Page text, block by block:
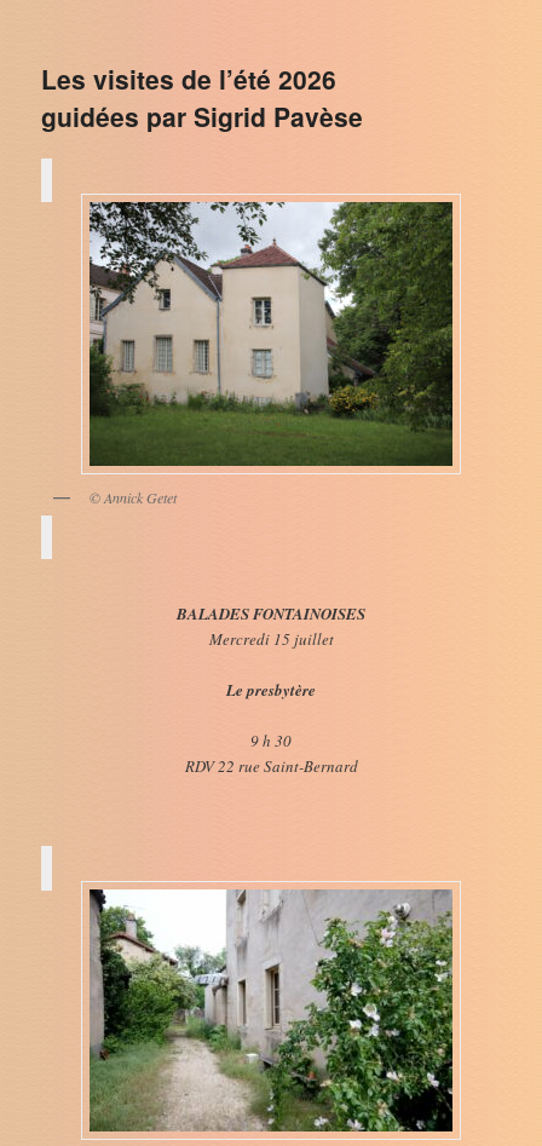
Les visites de l’été 2026
guidées par Sigrid Pavèse
© Annick Getet
BALADES FONTAINOISES
Mercredi 15 juillet
Le presbytère
9 h 30
RDV 22 rue Saint-Bernard